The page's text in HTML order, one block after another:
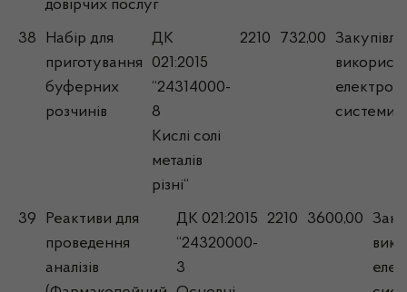
довірчих послуг
38
Набір для
приготування
буферних
розчинів
ДК
021:2015
“24314000-
8
Кислі солі
металів
різні“
2210 732,00
системи
39
Реактиви для
проведення
аналізів
ДК 021:2015
“24320000-
3
2210 3600,00